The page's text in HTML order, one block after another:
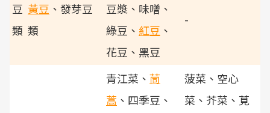
豆
類
黃豆 、發芽豆
類
豆漿、味噌、
綠豆、 紅豆 、
花豆、黑豆
-
青江菜、 茼
蒿 、四季豆、
菠菜、空心
菜、芥菜、莧